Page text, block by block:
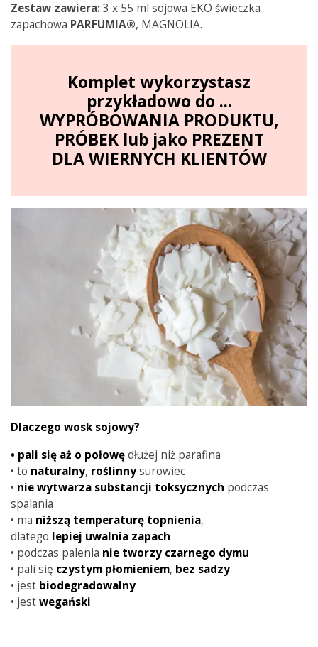
Zestaw zawiera:3 x 55 ml sojowa EKO świeczka
zapachowa PARFUMIA®, MAGNOLIA.
Komplet wykorzystasz
przykładowo do ...
WYPRÓBOWANIA PRODUKTU,
PRÓBEK lub jako PREZENT
DLA WIERNYCH KLIENTÓW
Dlaczego wosk sojowy?
• pali się aż o połowędłużej niż parafina
• to naturalny, roślinnysurowiec
• nie wytwarza substancji toksycznych podczas
spalania
• ma niższą temperaturę topnienia,
dlatego lepiej uwalnia zapach
• podczas palenia nie tworzy czarnego dymu
• pali się czystym płomieniem, bez sadzy
• jest biodegradowalny
• jestwegański